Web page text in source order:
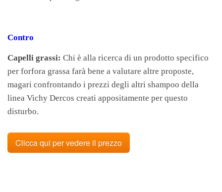
Contro
Capelli grassi: Chi è alla ricerca di un prodotto specifico
per forfora grassa farà bene a valutare altre proposte,
magari confrontando i prezzi degli altri shampoo della
linea Vichy Dercos creati appositamente per questo
disturbo.
Clicca qui per vedere il prezzo